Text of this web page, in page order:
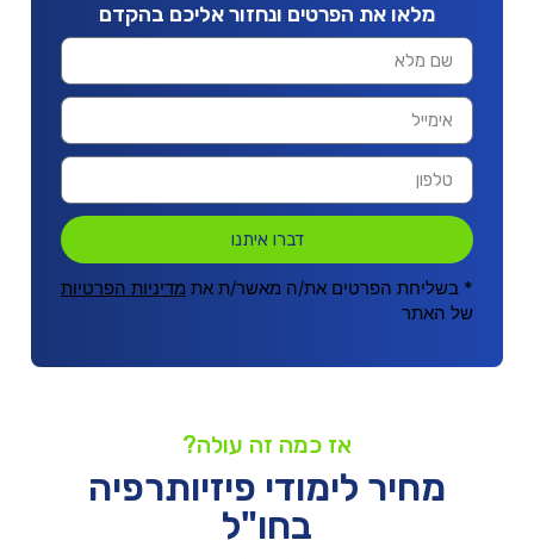
מלאו את הפרטים ונחזור אליכם בהקדם
דברו איתנו
* בשליחת הפרטים את/ה מאשר/ת את מדיניות הפרטיות
של האתר
אז כמה זה עולה?
מחיר לימודי פיזיותרפיה
בחו"ל